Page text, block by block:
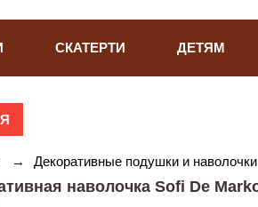
СКАТЕРТИ ДЕТЯМ
→ Декоративные подушки и наволочки
наволочка Sofi De